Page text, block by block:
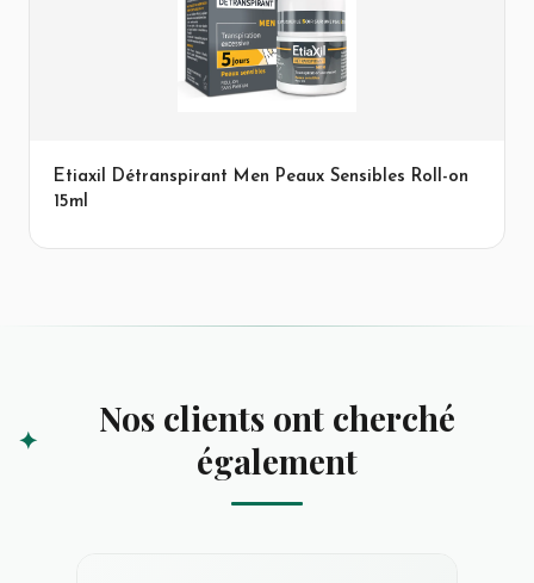
Etiaxil Détranspirant Men Peaux Sensibles Roll-on
15ml
Nos clients ont cherché
également